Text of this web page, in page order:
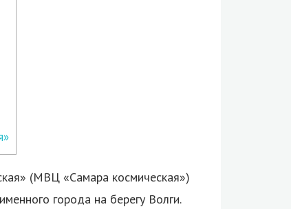
(МВЦ «Самара космическая»)
города на берегу Волги.